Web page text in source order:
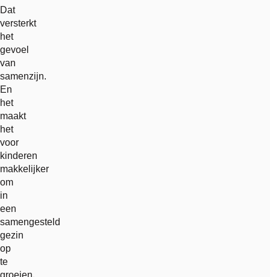
Dat
versterkt
het
gevoel
van
samenzijn.
En
het
maakt
het
voor
kinderen
makkelijker
om
in
een
samengesteld
gezin
op
te
groeien.